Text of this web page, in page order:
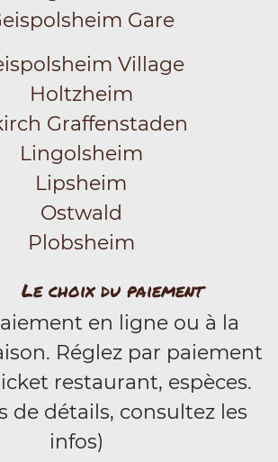
Gare
Village
Holtzheim
Graffenstaden
Lingolsheim
Lipsheim
Ostwald
Plobsheim
Le choix du paiement
en ligne ou à la
Réglez par paiement
restaurant, espèces.
de détails, consultez les
infos)